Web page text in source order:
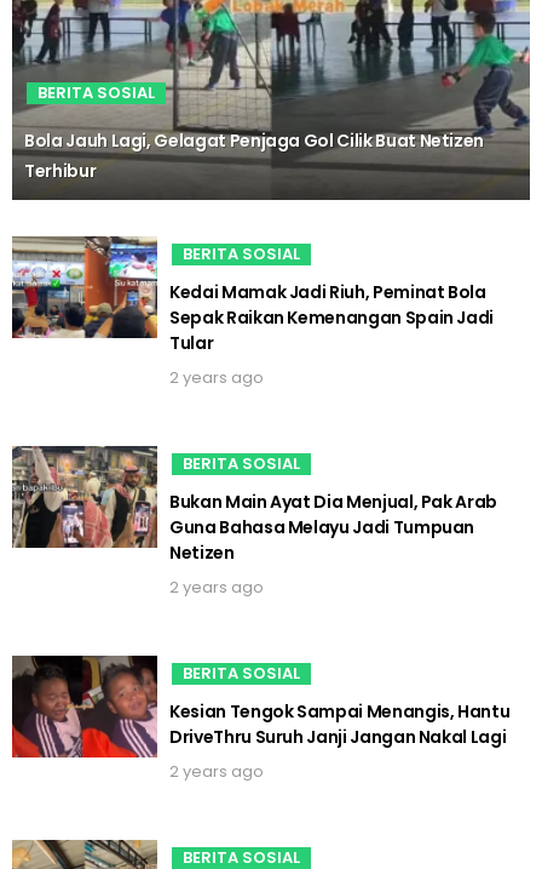
BERITA SOSIAL
Bola Jauh Lagi, Gelagat Penjaga Gol Cilik Buat Netizen
Terhibur
BERITA SOSIAL
Kedai Mamak Jadi Riuh, Peminat Bola
Sepak Raikan Kemenangan Spain Jadi
Tular
2 years ago
BERITA SOSIAL
Bukan Main Ayat Dia Menjual, Pak Arab
Guna Bahasa Melayu Jadi Tumpuan
Netizen
2 years ago
BERITA SOSIAL
Kesian Tengok Sampai Menangis, Hantu
DriveThru Suruh Janji Jangan Nakal Lagi
2 years ago
BERITA SOSIAL